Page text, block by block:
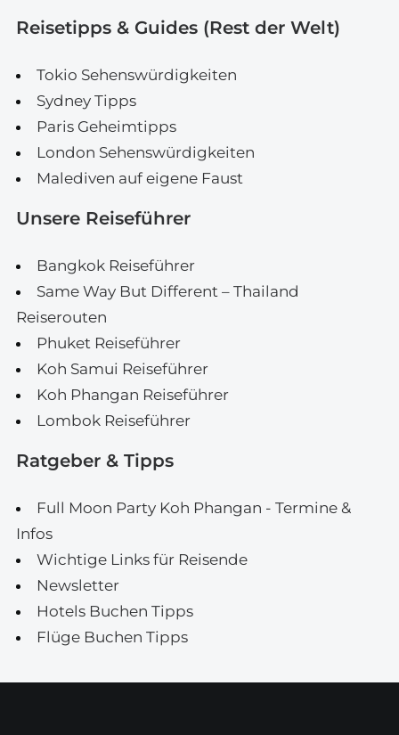
Reisetipps & Guides (Rest der Welt)
Tokio Sehenswürdigkeiten
Sydney Tipps
Paris Geheimtipps
London Sehenswürdigkeiten
Malediven auf eigene Faust
Unsere Reiseführer
Bangkok Reiseführer
Same Way But Different – Thailand
Reiserouten
Phuket Reiseführer
Koh Samui Reiseführer
Koh Phangan Reiseführer
Lombok Reiseführer
Ratgeber & Tipps
Full Moon Party Koh Phangan - Termine &
Infos
Wichtige Links für Reisende
Newsletter
Hotels Buchen Tipps
Flüge Buchen Tipps